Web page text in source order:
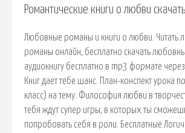
Романтические книги о любви
Любовные романы и книги о любви. Читать
романы онлайн, бесплатно скачать
аудиокнигу бесплатно в mp3 формате
Книг дает тебе шанс. План-конспект урока
класс) на тему: Философия любви в
тебя ждут супер игры, в которых ты
попробовать себя в роли. Бесплатные